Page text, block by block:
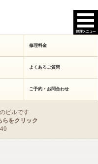
修理料金
よくあるご質問
ご予約・お問合わせ
ビルです
らをクリック